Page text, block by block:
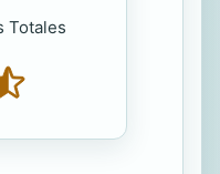
Totales